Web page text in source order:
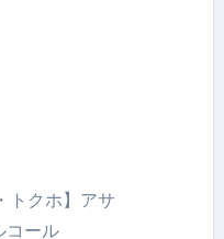
トクホ】アサ
コール